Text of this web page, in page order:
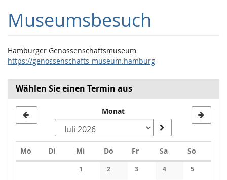
Haupt-
Inhalt
Museumsbesuch
Hamburger Genossenschaftsmuseum
https://genossenschafts-museum.hamburg
Wählen Sie einen Termin aus
Monat
Mo Montag
DiDienstag
MiMittwoch
Do Donnerstag
FrFreitagSaSamstag
So
1 2 3 4 5